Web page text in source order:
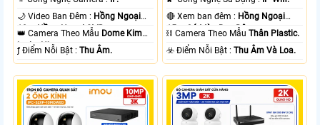
🌙 Video Ban Đêm : Hồng Ngoại
10m Hồng Ngoại SMD.
👑 Camera Theo Mẫu Dome Kim
loại + Nhựa.
️ƒ Điểm Nỗi Bật :Thu Âm.
🔴 Xem ban đêm : Hồng Ngoại
15m Có Màu Ban Ðêm.
⛓ Camera Theo MẫuThân Plastic.
️☣️ Điểm Nỗi Bật :Thu Âm Và Loa.